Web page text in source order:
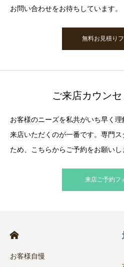
お問い合わせをお待ちしています。
無料お見積り
ご来店カウン
お客様のニーズを私共がいち早く
来店いただくのが一番です。専門
ため、こちらからご予約をお願いし
来店ご予約フ
お客様自慢